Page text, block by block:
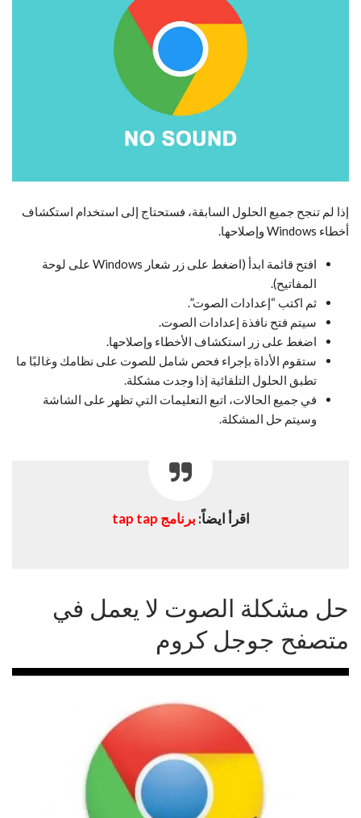
إذا لم تنجح جميع الحلول السابقة، فستحتاج إلى استخدام استكشاف
أخطاء Windows وإصلاحها.
افتح قائمة ابدأ (اضغط على زر شعار Windows على لوحة
المفاتيح).
ثم اكتب “إعدادات الصوت”.
سيتم فتح نافذة إعدادات الصوت.
اضغط على زر استكشاف الأخطاء وإصلاحها.
ستقوم الأداة بإجراء فحص شامل للصوت على نظامك وغالبًا ما
تطبق الحلول التلقائية إذا وجدت مشكلة.
في جميع الحالات، اتبع التعليمات التي تظهر على الشاشة
وسيتم حل المشكلة.
اقرأ ايضاً: برنامج tap tap
حل مشكلة الصوت لا يعمل في
متصفح جوجل كروم